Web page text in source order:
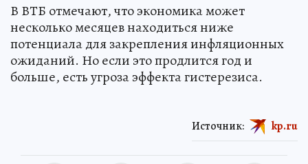
В ВТБ отмечают, что экономика может
несколько месяцев находиться ниже
потенциала для закрепления инфляционных
ожиданий. Но если это продлится год и
больше, есть угроза эффекта гистерезиса.
Источник: kp.ru